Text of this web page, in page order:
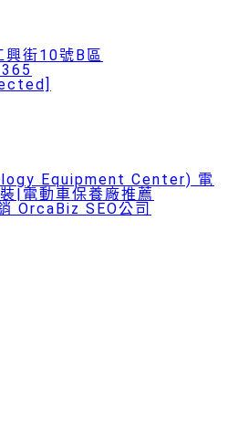
街10號B區
Equipment Center) 電
|電動車保養廠推薦
OrcaBiz SEO公司